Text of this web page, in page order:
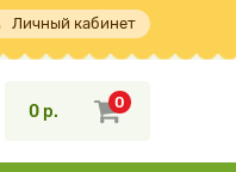
Личный кабинет
0
0 р.